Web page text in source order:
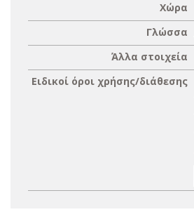
Χώρα
Γλώσσα
Άλλα στοιχεία
Ειδικοί όροι χρήσης/διάθεσης